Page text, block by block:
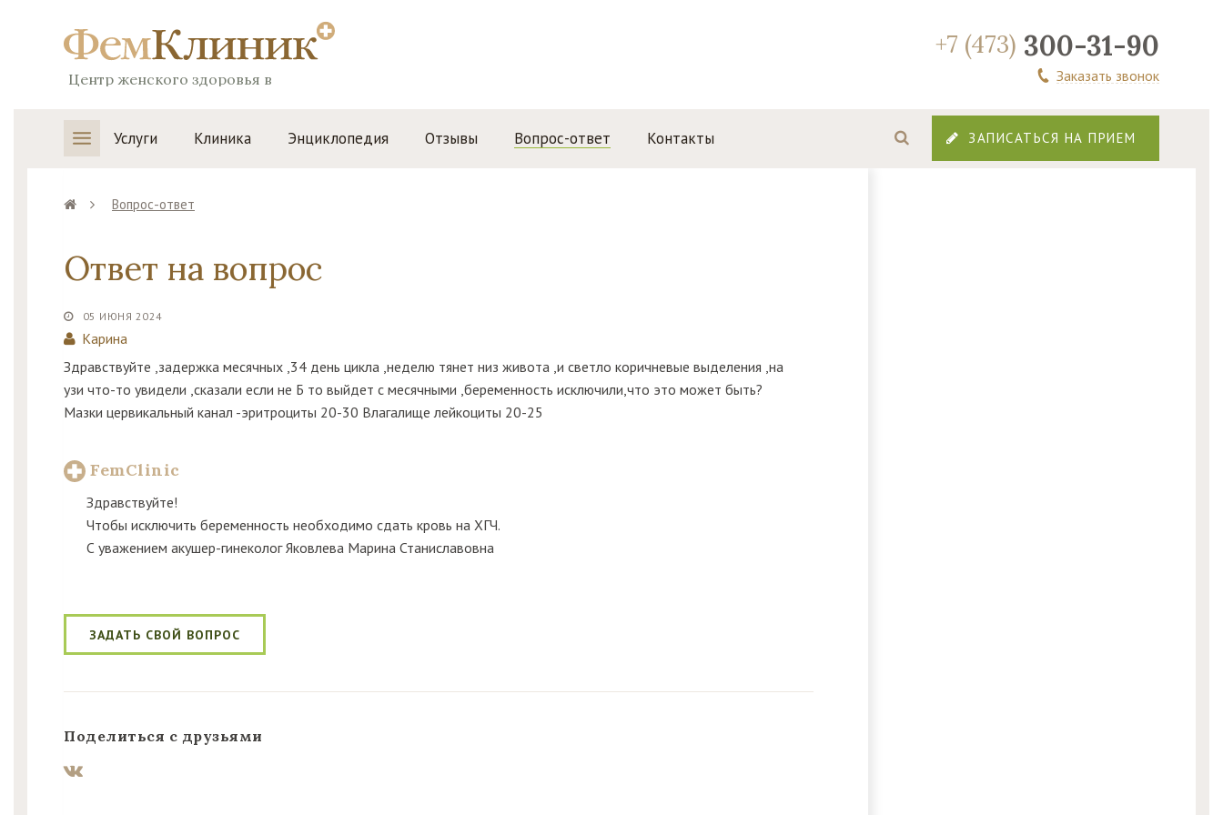
Центр женского здоровья в
+7 (473) 300-31-90
Заказать звонок
Услуги Клиника Энциклопедия Отзывы Вопрос-ответ Контакты ЗАПИСАТЬСЯ НА ПРИЕМ
Вопрос-ответ
Ответ на вопрос
05 ИЮНЯ 2024
Карина
Здравствуйте ,задержка месячных ,34 день цикла ,неделю тянет низ живота ,и светло коричневые выделения ,на
узи что-то увидели ,сказали если не Б то выйдет с месячными ,беременность исключили,что это может быть?
Мазки цервикальный канал -эритроциты 20-30 Влагалище лейкоциты 20-25
FemClinic
Здравствуйте!
Чтобы исключить беременность необходимо сдать кровь на ХГЧ.
С уважением акушер-гинеколог Яковлева Марина Станиславовна
ЗАДАТЬ СВОЙ ВОПРОС
Поделиться с друзьями